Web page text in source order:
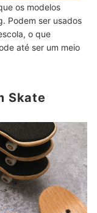
os modelos
Podem ser usados
o que
até ser um meio
Skate